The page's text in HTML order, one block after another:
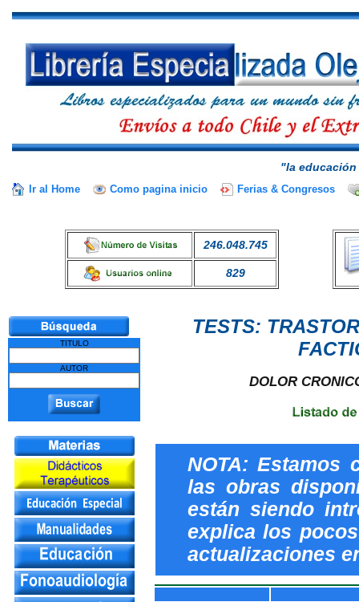
"la
Ir al Home Como pagina inicio Ferias & Congresos
246.048.745
829
TITULO
AUTOR
TESTS:
DOLOR
NOTA: Estamos
las obras
están siendo
explica los
actualizaciones